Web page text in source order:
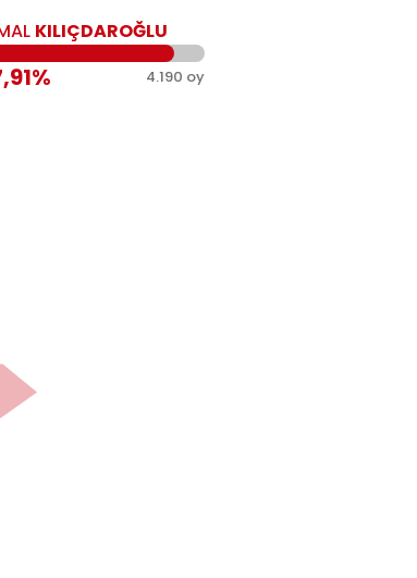
KILIÇDAROĞLU
4.190 oy